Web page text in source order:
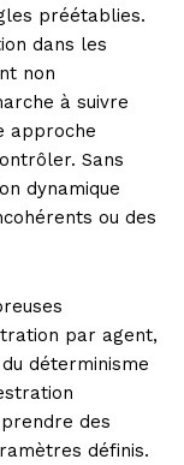
préétablies.
dans les
non
à suivre
approche
Sans
dynamique
ou des
par agent,
déterminisme
des
définis.